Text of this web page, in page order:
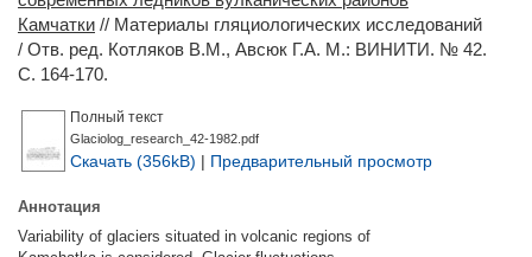
Камчатки // Материалы гляциологических исследований
/ Отв. ред. Котляков В.М., Авсюк Г.А. М.: ВИНИТИ. № 42.
С. 164-170.
Полный текст
Glaciolog_research_42-1982.pdf
Скачать (356kB) | Предварительный просмотр
Аннотация
Variability of glaciers situated in volcanic regions of